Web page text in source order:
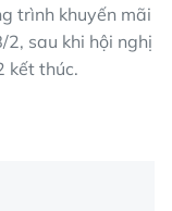
trình khuyến mãi
sau khi hội nghị
kết thúc.